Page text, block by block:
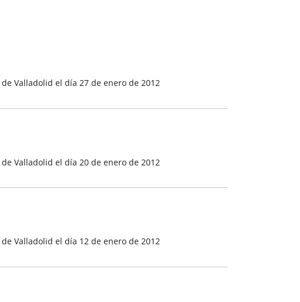
Valladolid el día 27 de enero de 2012
Valladolid el día 20 de enero de 2012
Valladolid el día 12 de enero de 2012